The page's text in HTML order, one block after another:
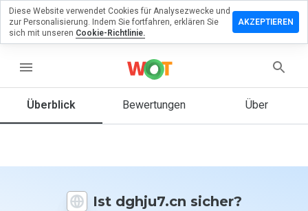
menu
Überblick Bewertungen Über
Ist dghju7.cn sicher?
eine
Sie diese
Diese Website verwendet Cookies für Analysezwecke und
zur Personalisierung. Indem Sie fortfahren, erklären Sie
sich mit unseren Cookie-Richtlinie.
AKZEPTIEREN